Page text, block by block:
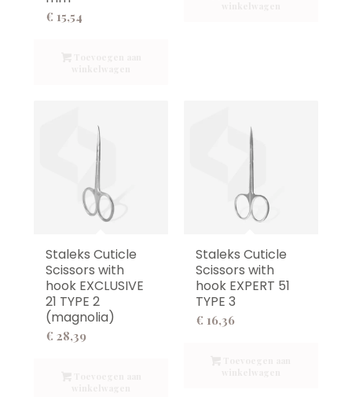
€ 15,54
Staleks Cuticle
Scissors with
hook EXCLUSIVE
21 TYPE 2
(magnolia)
€ 28,39
Staleks Cuticle
Scissors with
hook EXPERT 51
TYPE 3
€ 16,36